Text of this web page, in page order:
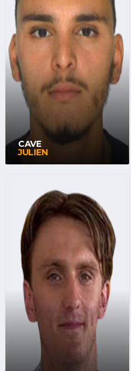
CAVE
JULIEN